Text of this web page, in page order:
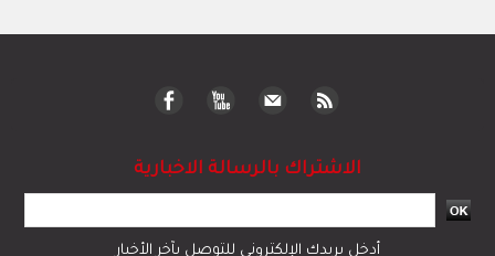
الاشتراك بالرسالة الاخبارية
أدخل بريدك الإلكتروني للتوصل بآخر الأخبار